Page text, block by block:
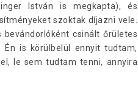
István is megkapta), és
szoktak díjazni vele.
csinált őrületes
is körülbelül ennyit tudtam,
le sem tudtam tenni, annyira